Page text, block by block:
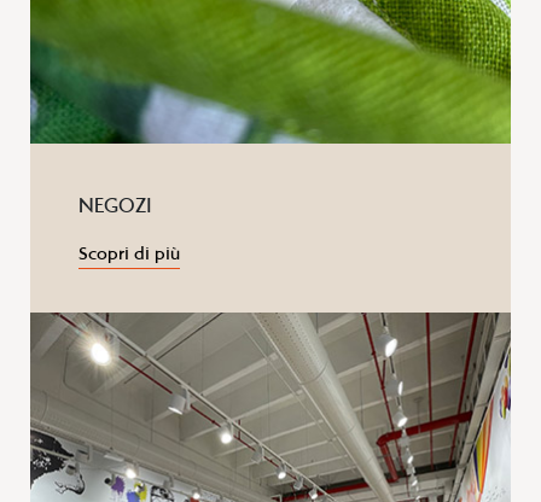
NEGOZI
Scopri di più